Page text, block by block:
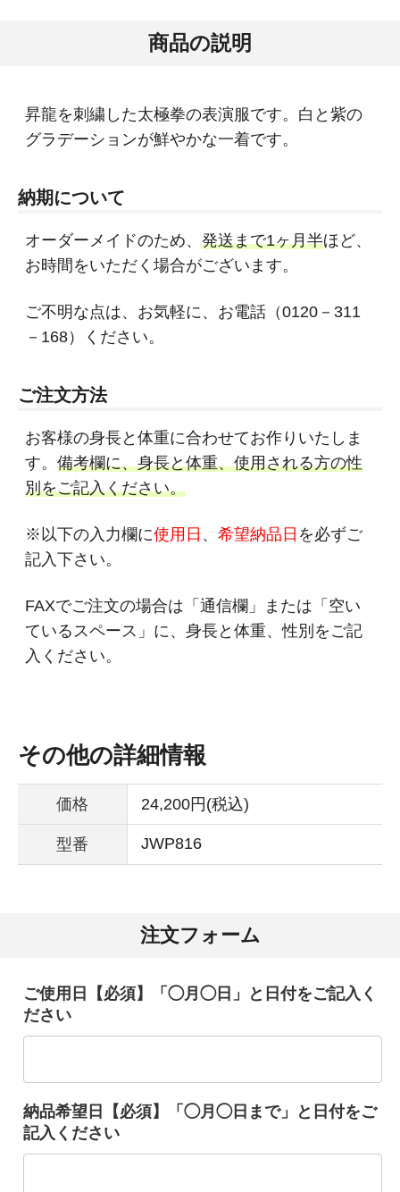
商品の説明
昇龍を刺繍した太極拳の表演服です。白と紫の
グラデーションが鮮やかな一着です。
納期について
オーダーメイドのため、 発送まで1ヶ月半ほど、
お時間をいただく場合がございます。
ご不明な点は、お気軽に、お電話（0120－311
－168）ください。
ご注文方法
お客様の身長と体重に合わせてお作りいたしま
す。 備考欄に、身長と体重、使用される方の性
別をご記入ください。
※以下の入力欄に使用日 、 希望納品日 を必ずご
記入下さい。
FAXでご注文の場合は「通信欄」または「空い
ているスペース」に、身長と体重、性別をご記
入ください。
その他の詳細情報
価格 24,200円(税込)
型番 JWP816
注文フォーム
ご使用日【必須】「◯月◯日」と日付をご記入く
ださい
納品希望日【必須】「◯月◯日まで」と日付をご
記入ください